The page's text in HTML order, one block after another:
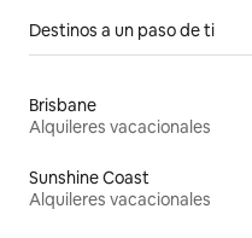
Destinos a un paso de ti
Brisbane
Alquileres vacacionales
Sunshine Coast
Alquileres vacacionales